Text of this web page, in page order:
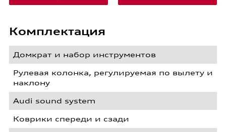
Комплектация
Домкрат и набор инструментов
Рулевая колонка, регулируемая по вылету и
наклону
Audi sound system
Коврики спереди и сзади